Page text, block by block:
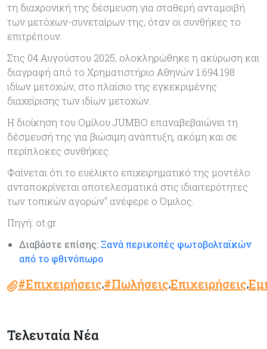
τη διαχρονική της δέσμευση για σταθερή ανταμοιβή
των μετόχων-συνεταίρων της, όταν οι συνθήκες το
επιτρέπουν.
Στις 04 Αυγούστου 2025, ολοκληρώθηκε η ακύρωση και
διαγραφή από το Χρηματιστήριο Αθηνών 1.694.198
ιδίων μετοχών, στο πλαίσιο της εγκεκριμένης
διαχείρισης των ιδίων μετοχών.
Η διοίκηση του Ομίλου JUMBO επαναβεβαιώνει τη
δέσμευσή της για βιώσιμη ανάπτυξη, ακόμη και σε
περίπλοκες συνθήκες.
Φαίνεται ότι το ευέλικτο επιχειρηματικό της μοντέλο
ανταποκρίνεται αποτελεσματικά στις ιδιαιτερότητες
των τοπικών αγορών" ανέφερε ο Όμιλος.
Πηγή: ot.gr
Διαβάστε επίσης: Ξανά περικοπές φωτοβολταϊκών
από το φθινόπωρο
#Επιχειρήσεις,#Πωλήσεις,Επιχειρήσεις,
Τελευταία Νέα